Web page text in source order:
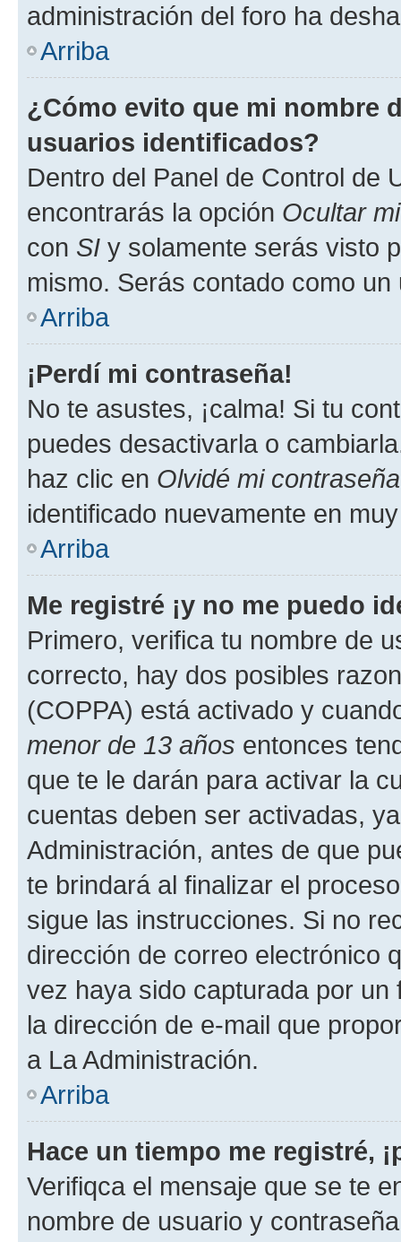
administración del foro ha
Arriba
¿Cómo evito que mi nombre
usuarios identificados?
Dentro del Panel de Control de
encontrarás la opción Ocultar
con SI y solamente serás visto
mismo. Serás contado como un
Arriba
¡Perdí mi contraseña!
No te asustes, ¡calma! Si tu
puedes desactivarla o
haz clic en Olvidé mi contraseña
identificado nuevamente en
Arriba
Me registré ¡y no me puedo
Primero, verifica tu nombre de
correcto, hay dos posibles
(COPPA) está activado y
menor de 13 años entonces
que te le darán para activar la
cuentas deben ser activadas,
Administración, antes de que
te brindará al finalizar el
sigue las instrucciones. Si no
dirección de correo electrónico
vez haya sido capturada por
la dirección de e-mail que
a La Administración.
Arriba
Hace un tiempo me registré,
Verifiqca el mensaje que se te
nombre de usuario y